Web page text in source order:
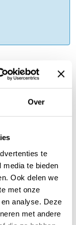
Over
te
te bieden
Ook delen we
met onze
analyse. Deze
met andere
bedrijf in De
bedrijf is
de eigenaars
die het bedrijf